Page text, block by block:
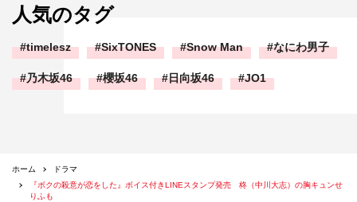
人気のタグ
timelesz SixTONES Snow Man なにわ男子
乃木坂46 櫻坂46 日向坂46 JO1
ホーム
ドラマ
『ボクの殺意が恋をした』ボイス付きLINEスタンプ発売 柊（中川大志）の胸キュンせ
りふも